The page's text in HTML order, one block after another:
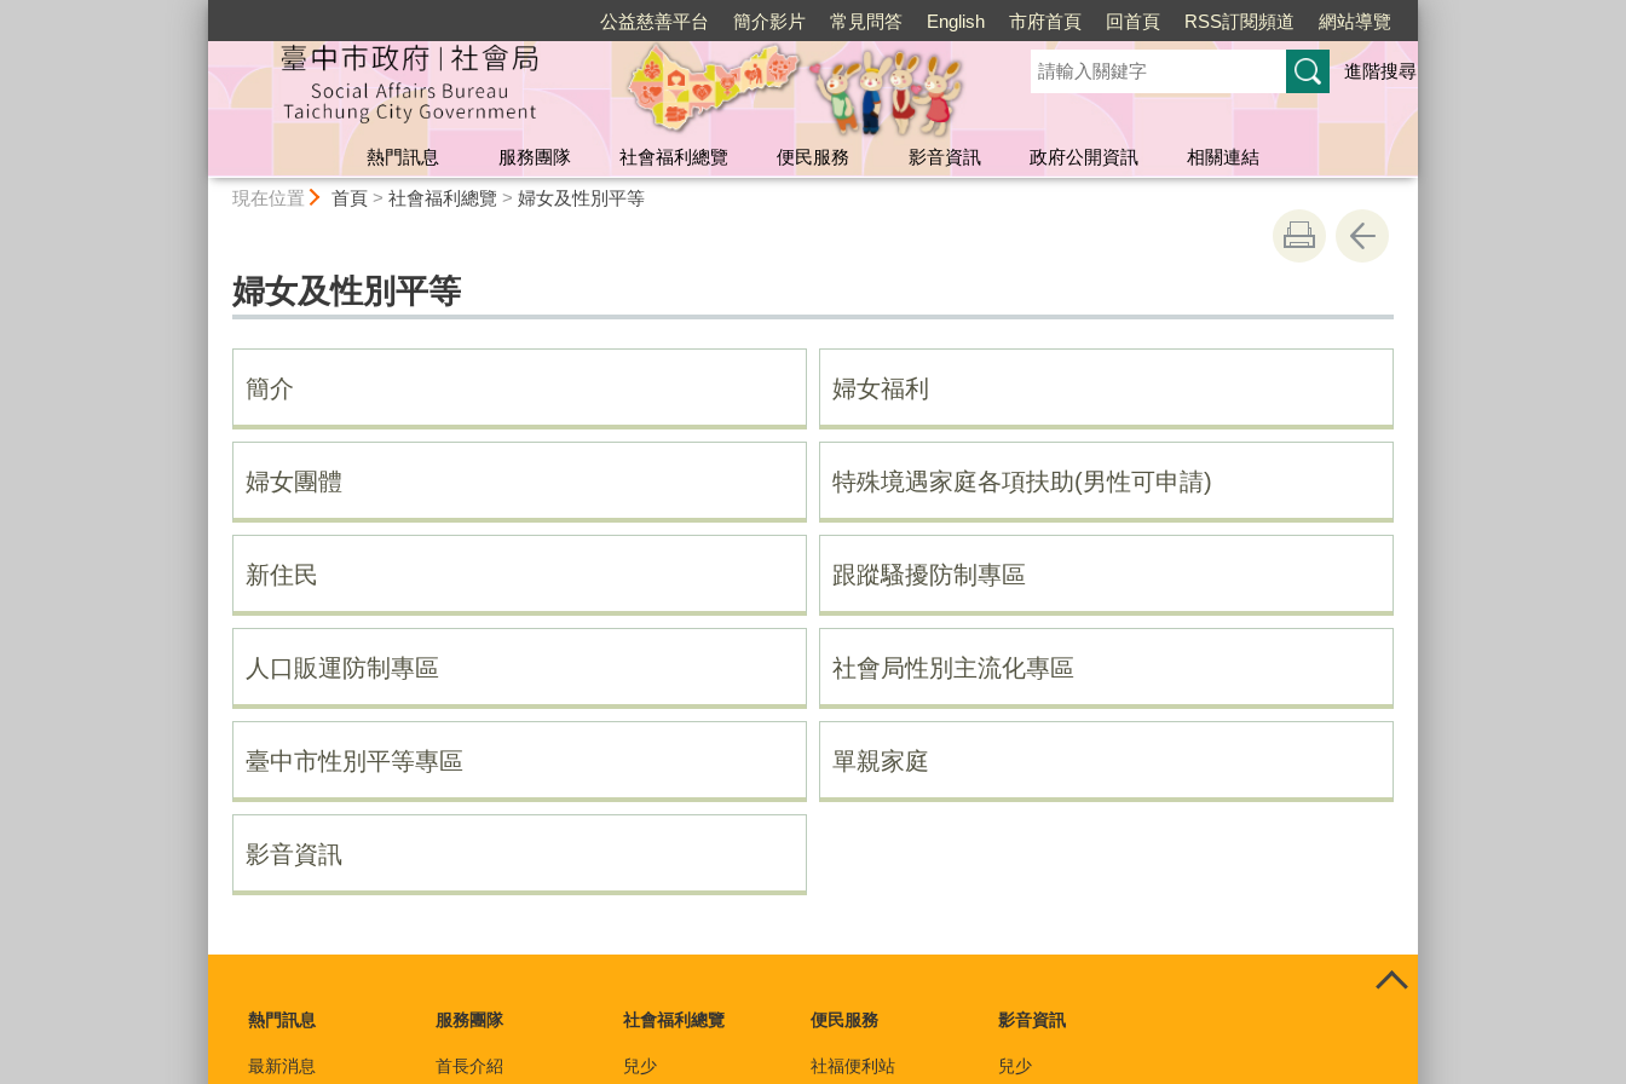
公益慈善平台 簡介影片 常見問答 English 市府首頁 回首頁 RSS訂閱頻道 網站導覽
進階搜尋
熱門訊息 服務團隊 社會福利總覽 便民服務 影音資訊 政府公開資訊
相關連結
現在位置 首頁> 社會福利總覽 > 婦女及性別平等
婦女及性別平等
簡介 婦女福利
婦女團體 特殊境遇家庭各項扶助(男性可申請)
新住民 跟蹤騷擾防制專區
人口販運防制專區 社會局性別主流化專區
臺中市性別平等專區 單親家庭
影音資訊
熱門訊息
最新消息
服務團隊
首長介紹
社會福利總覽
兒少
便民服務
社福便利站
影音資訊
兒少